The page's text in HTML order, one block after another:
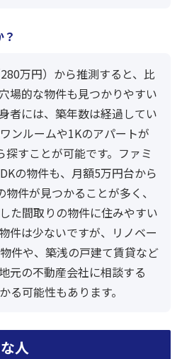
万円）から推測すると、比
場的な物件も見つかりやすい
者には、築年数は経過してい
ンルームや1Kのアパートが
すことが可能です。ファミ
の物件も、月額5万円台から
件が見つかることが多く、
た間取りの物件に住みやすい
件は少ないですが、リノベー
件や、築浅の戸建て賃貸など
元の不動産会社に相談する
る可能性もあります。
人